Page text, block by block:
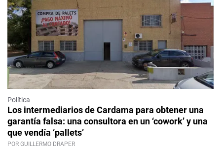
Política
Los intermediarios de Cardama para obtener una
garantía falsa: una consultora en un ‘cowork’ y una
que vendía ‘pallets’
POR GUILLERMO DRAPER